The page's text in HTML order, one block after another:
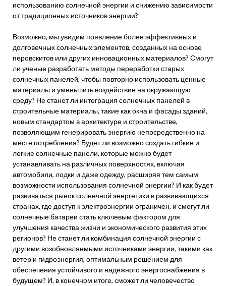
использованию солнечной энергии и снижению зависимости
от традиционных источников энергии?
Возможно, мы увидим появление более эффективных и
долговечных солнечных элементов, созданных на основе
перовскитов или других инновационных материалов? Смогут
ли ученые разработать методы переработки старых
солнечных панелей, чтобы повторно использовать ценные
материалы и уменьшить воздействие на окружающую
среду? Не станет ли интеграция солнечных панелей в
строительные материалы, такие как окна и фасады зданий,
новым стандартом в архитектуре и строительстве,
позволяющим генерировать энергию непосредственно на
месте потребления? Будет ли возможно создать гибкие и
легкие солнечные панели, которые можно будет
устанавливать на различных поверхностях, включая
автомобили, лодки и даже одежду, расширяя тем самым
возможности использования солнечной энергии? И как будет
развиваться рынок солнечной энергетики в развивающихся
странах, где доступ к электроэнергии ограничен, и смогут ли
солнечные батареи стать ключевым фактором для
улучшения качества жизни и экономического развития этих
регионов? Не станет ли комбинация солнечной энергии с
другими возобновляемыми источниками энергии, такими как
ветер и гидроэнергия, оптимальным решением для
обеспечения устойчивого и надежного энергоснабжения в
будущем? И, в конечном итоге, сможет ли человечество